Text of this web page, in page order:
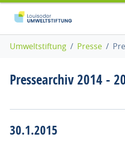
Zum Hauptinhalt springen
Skip to page footer
Umweltstiftung Presse
Pressearchiv 2014 -
30.1.2015